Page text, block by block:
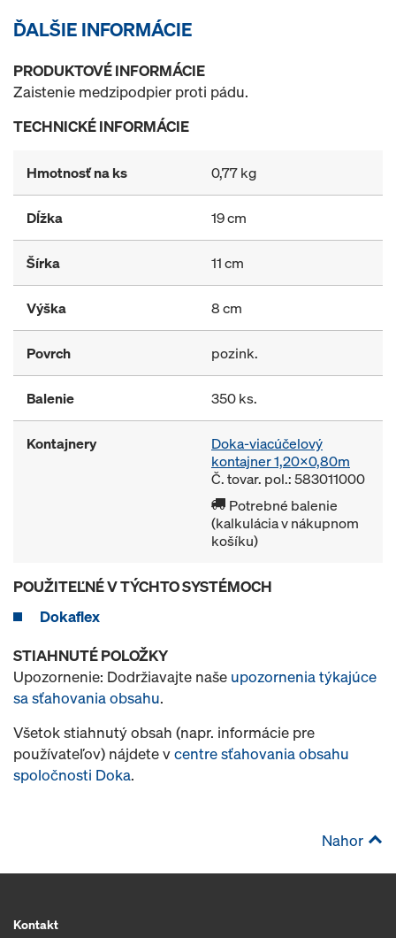
ĎALŠIE INFORMÁCIE
PRODUKTOVÉ INFORMÁCIE
Zaistenie medzipodpier proti pádu.
TECHNICKÉ INFORMÁCIE
Hmotnosť na ks 0,77 kg
Dĺžka 19 cm
Šírka 11 cm
Výška 8 cm
Povrch pozink.
Balenie 350 ks.
Kontajnery
Doka-viacúčelový
kontajner 1,20x0,80m
Č. tovar. pol.: 583011000
Potrebné balenie
(kalkulácia v nákupnom
košíku)
POUŽITEĽNÉ V TÝCHTO SYSTÉMOCH
Dokaflex
STIAHNUTÉ POLOŽKY
Upozornenie: Dodržiavajte naše upozornenia týkajúce
sa sťahovania obsahu.
Všetok stiahnutý obsah (napr. informácie pre
používateľov) nájdete vcentre sťahovania obsahu
spoločnosti Doka.
Nahor
Kontakt